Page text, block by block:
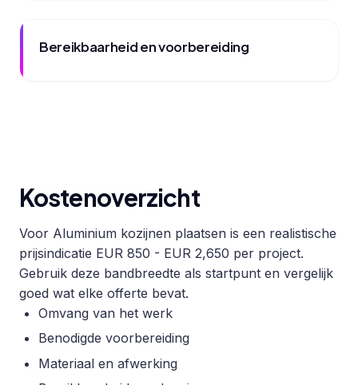
Bereikbaarheid en voorbereiding
Kostenoverzicht
Voor Aluminium kozijnen plaatsen is een realistische
prijsindicatie EUR 850 - EUR 2,650 per project.
Gebruik deze bandbreedte als startpunt en vergelijk
goed wat elke offerte bevat.
Omvang van het werk
Benodigde voorbereiding
Materiaal en afwerking